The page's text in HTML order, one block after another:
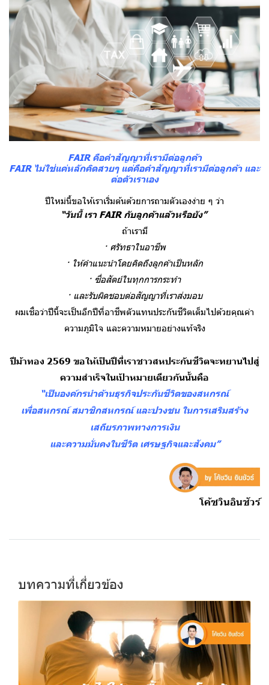
FAIR คือคำสัญญาที่เรามีต่อลูกค้า
FAIR ไม่ใช่แค่หลักคิดสวยๆ แต่คือคำสัญญาที่เรามีต่อลูกค้า และ
ต่อตัวเราเอง
ปีใหม่นี้ขอให้เราเริ่มต้นด้วยการถามตัวเองง่าย ๆ ว่า
“วันนี้ เรา FAIR กับลูกค้าแล้วหรือยัง”
ถ้าเรามี
· ศรัทธาในอาชีพ
· ให้คำแนะนำโดยคิดถึงลูกค้าเป็นหลัก
· ซื่อสัตย์ในทุกการกระทำ
· และรับผิดชอบต่อสัญญาที่เราส่งมอบ
ผมเชื่อว่าปีนี้จะเป็นอีกปีที่อาชีพตัวแทนประกันชีวิตเต็มไปด้วยคุณค่า
ความภูมิใจ และความหมายอย่างแท้จริง
ปีม้าทอง 2569 ขอให้เป็นปีที่เราชาวสหประกันชีวิตจะทยานไปสู่
ความสำเร็จในเป้าหมายเดียวกันนั้นคือ
“เป็นองค์กรนําด้านธุรกิจประกันชีวิตของสหกรณ์
เพื่อสหกรณ์ สมาชิกสหกรณ์ และปวงชน ในการเสริมสร้าง
เสถียรภาพทางการเงิน
และความมั่นคงในชีวิต เศรษฐกิจและสังคม”
โค้ซวินอินชัวร์
บทความที่เกี่ยวข้อง